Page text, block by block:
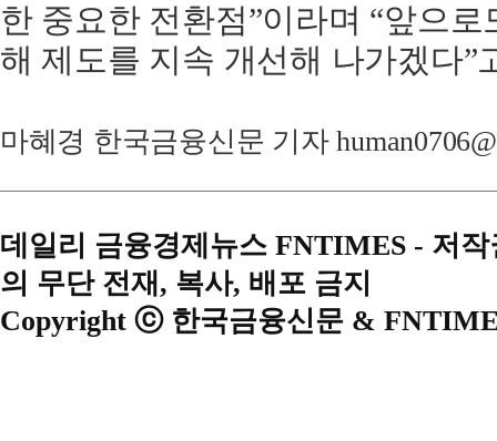
한 중요한 전환점”이라며 “앞으
해 제도를 지속 개선해 나가겠다”
마혜경 한국금융신문 기자
데일리 금융경제뉴스 FNTIMES - 저
의 무단 전재, 복사, 배포 금지
Copyright ⓒ 한국금융신문 &